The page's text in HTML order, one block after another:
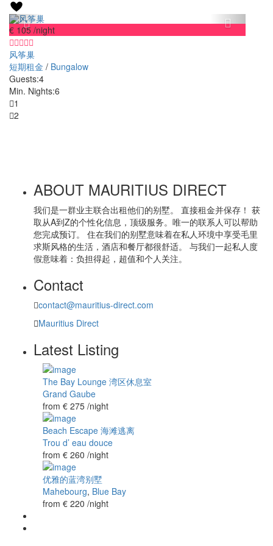
€ 105 /night
风筝巢
短期租金 / Bungalow
Guests:4
Min. Nights:6
1
2
ABOUT MAURITIUS DIRECT
我们是一群业主联合出租他们的别墅。 直接租金并保存！ 获
取从A到Z的个性化信息，顶级服务。唯一的联系人可以帮助
您完成预订。 住在我们的别墅意味着在私人环境中享受毛里
求斯风格的生活，酒店和餐厅都很舒适。 与我们一起私人度
假意味着：负担得起，超值和个人关注。
Contact
contact@mauritius-direct.com
Mauritius Direct
Latest Listing
The Bay Lounge 湾区休息室
Grand Gaube
from € 275 /night
Beach Escape 海滩逃离
Trou d’ eau douce
from € 260 /night
优雅的蓝湾别墅
Mahebourg, Blue Bay
from € 220 /night